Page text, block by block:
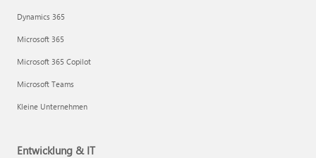
Dynamics 365
Microsoft 365
Microsoft 365 Copilot
Microsoft Teams
Kleine Unternehmen
Entwicklung & IT